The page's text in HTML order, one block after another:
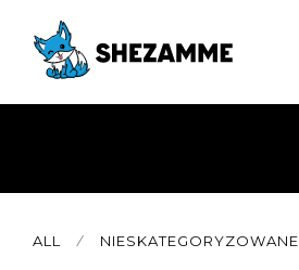
ALL ⁄ NIESKATEGORYZOWANE